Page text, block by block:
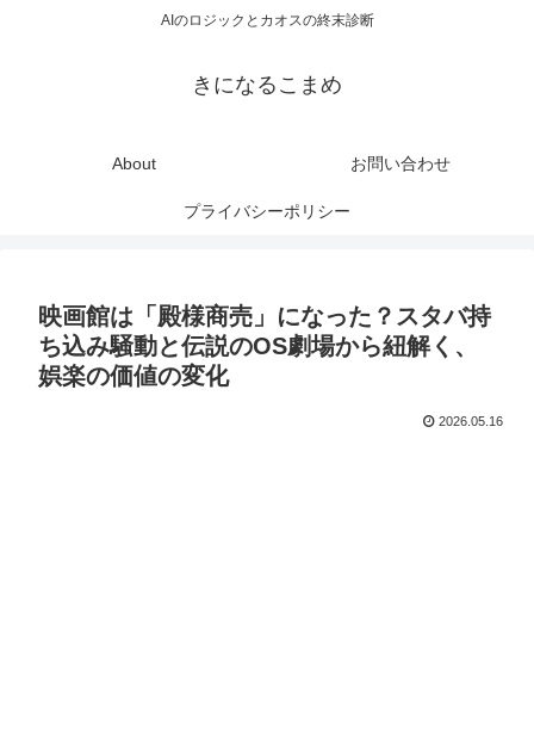
AIのロジックとカオスの終末診断
きになるこまめ
About お問い合わせ
プライバシーポリシー
映画館は「殿様商売」になった？スタバ持
ち込み騒動と伝説のOS劇場から紐解く、
娯楽の価値の変化
2026.05.16